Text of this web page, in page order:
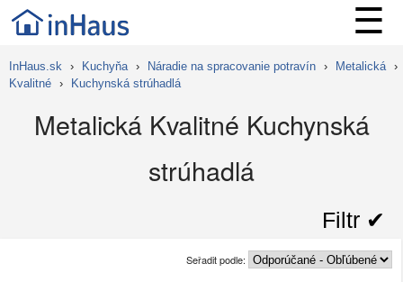
☰
InHaus.sk › Kuchyňa › Náradie na spracovanie potravín › Metalická ›
Kvalitné › Kuchynská strúhadlá
Metalická Kvalitné Kuchynská
strúhadlá
Filtr ✔︎
Seřadit podle: